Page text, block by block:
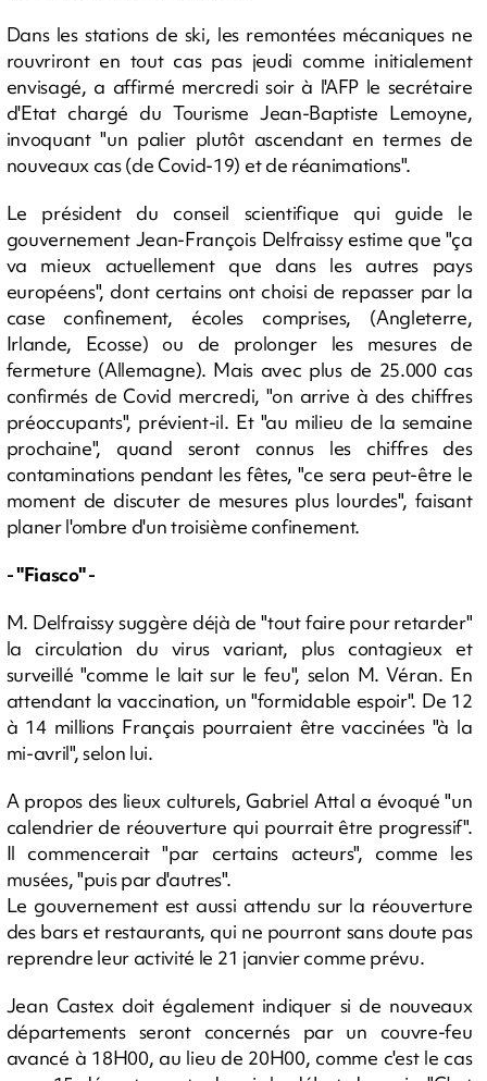
Dans les stations de ski, les remontées mécaniques ne
rouvriront en tout cas pas jeudi comme initialement
envisagé, a affirmé mercredi soir à l'AFP le secrétaire
d'Etat chargé du Tourisme Jean-Baptiste Lemoyne,
invoquant "un palier plutôt ascendant en termes de
nouveaux cas (de Covid-19) et de réanimations".
Le président du conseil scientifique qui guide le
gouvernement Jean-François Delfraissy estime que "ça
va mieux actuellement que dans les autres pays
européens", dont certains ont choisi de repasser par la
case confinement, écoles comprises, (Angleterre,
Irlande, Ecosse) ou de prolonger les mesures de
fermeture (Allemagne). Mais avec plus de 25.000 cas
confirmés de Covid mercredi, "on arrive à des chiffres
préoccupants", prévient-il. Et "au milieu de la semaine
prochaine", quand seront connus les chiffres des
contaminations pendant les fêtes, "ce sera peut-être le
moment de discuter de mesures plus lourdes", faisant
planer l'ombre d'un troisième confinement.
- "Fiasco" -
M. Delfraissy suggère déjà de "tout faire pour retarder"
la circulation du virus variant, plus contagieux et
surveillé "comme le lait sur le feu", selon M. Véran. En
attendant la vaccination, un "formidable espoir". De 12
à 14 millions Français pourraient être vaccinées "à la
mi-avril", selon lui.
A propos des lieux culturels, Gabriel Attal a évoqué "un
calendrier de réouverture qui pourrait être progressif".
Il commencerait "par certains acteurs", comme les
musées, "puis par d'autres".
Le gouvernement est aussi attendu sur la réouverture
des bars et restaurants, qui ne pourront sans doute pas
reprendre leur activité le 21 janvier comme prévu.
Jean Castex doit également indiquer si de nouveaux
départements seront concernés par un couvre-feu
avancé à 18H00, au lieu de 20H00, comme c'est le cas